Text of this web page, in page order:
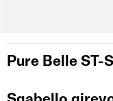
Pure Belle ST-